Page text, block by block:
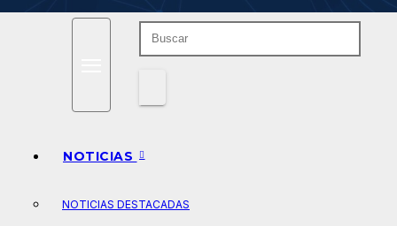
NOTICIAS
NOTICIAS DESTACADAS